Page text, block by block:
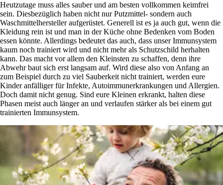
Heutzutage muss alles sauber und am besten vollkommen keimfrei
sein. Diesbezüglich haben nicht nur Putzmittel- sondern auch
Waschmittelhersteller aufgerüstet. Generell ist es ja auch gut, wenn die
Kleidung rein ist und man in der Küche ohne Bedenken vom Boden
essen könnte. Allerdings bedeutet das auch, dass unser Immunsystem
kaum noch trainiert wird und nicht mehr als Schutzschild herhalten
kann. Das macht vor allem den Kleinsten zu schaffen, denn ihre
Abwehr baut sich erst langsam auf. Wird diese also von Anfang an
zum Beispiel durch zu viel Sauberkeit nicht trainiert, werden eure
Kinder anfälliger für Infekte, Autoimmunerkrankungen und Allergien.
Doch damit nicht genug. Sind eure Kleinen erkrankt, halten diese
Phasen meist auch länger an und verlaufen stärker als bei einem gut
trainierten Immunsystem.